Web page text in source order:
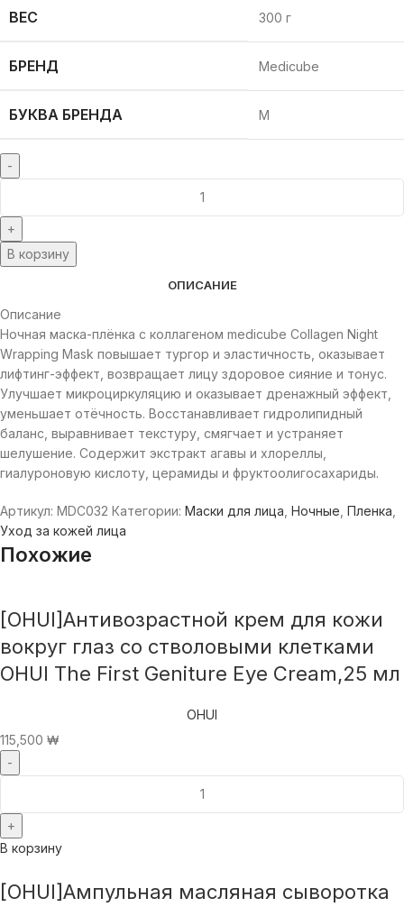
ВЕС 300 г
БРЕНД Medicube
БУКВА БРЕНДА M
В корзину
ОПИСАНИЕ
Описание
Ночная маска-плёнка с коллагеном medicube Collagen Night
Wrapping Mask повышает тургор и эластичность, оказывает
лифтинг-эффект, возвращает лицу здоровое сияние и тонус.
Улучшает микроциркуляцию и оказывает дренажный эффект,
уменьшает отёчность. Восстанавливает гидролипидный
баланс, выравнивает текстуру, смягчает и устраняет
шелушение. Содержит экстракт агавы и хлореллы,
гиалуроновую кислоту, церамиды и фруктоолигосахариды.
Артикул: MDC032 Категории: Маски для лица Ночные Пленка
Уход за кожей лица
Похожие
[OHUI]Антивозрастной крем для кожи
вокруг глаз со стволовыми клетками
OHUI The First Geniture Eye Cream,25 мл
OHUI
115,500 ₩
В корзину
[OHUI]Ампульная масляная сыворотка